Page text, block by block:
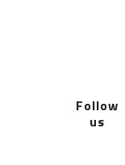
Follow
us